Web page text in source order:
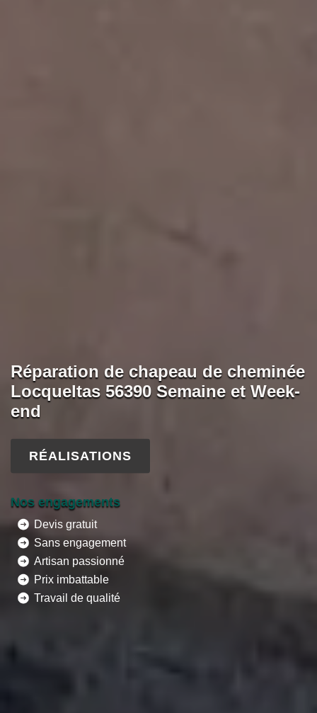
Réparation de chapeau de cheminée
Locqueltas 56390 Semaine et Week-
end
RÉALISATIONS
Nos engagements
Devis gratuit
Sans engagement
Artisan passionné
Prix imbattable
Travail de qualité